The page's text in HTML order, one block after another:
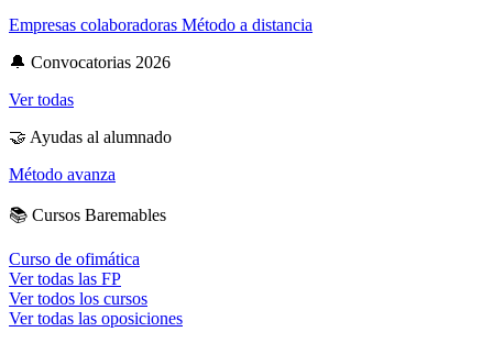
Empresas colaboradoras Método a distancia
🔔 Convocatorias 2026
Ver todas
🤝 Ayudas al alumnado
Método avanza
📚 Cursos Baremables
Curso de ofimática
Ver todas las FP
Ver todos los cursos
Ver todas las oposiciones